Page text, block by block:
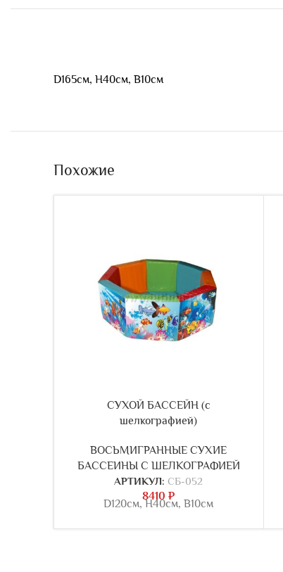
D165см, H40см, B10см
Похожие
СУХОЙ БАССЕЙН (с
шелкографией)
ВОСЬМИГРАННЫЕ СУХИЕ
БАССЕИНЫ С ШЕЛКОГРАФИЕЙ
АРТИКУЛ:СБ-052
8410₽
D120см, Н40см, В10см